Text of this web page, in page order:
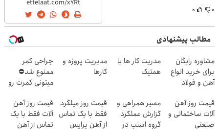
۰ ۰
مطالب پیشنهادی
مشاوره رایگان
برای خرید انواع
آهن و فولاد
مدریت کار ها با
همتیک
مدیریت پروژه و
کارها
جراحی کمر
ممنوع شد⛔
میتونی کمرت رو
کنی! 👈🏻
پرسش‌نامه
قیمت روز آهن
آلات ساختمانی و
صنعتی
مسیر همراهی و
گزارش عملکرد
گروه اسنپ در
قیمت روز میلگرد
فقط با یک تماس
از آهن پرایس
قیمت روز آهن
آلات فقط با یک
تماس از آهن